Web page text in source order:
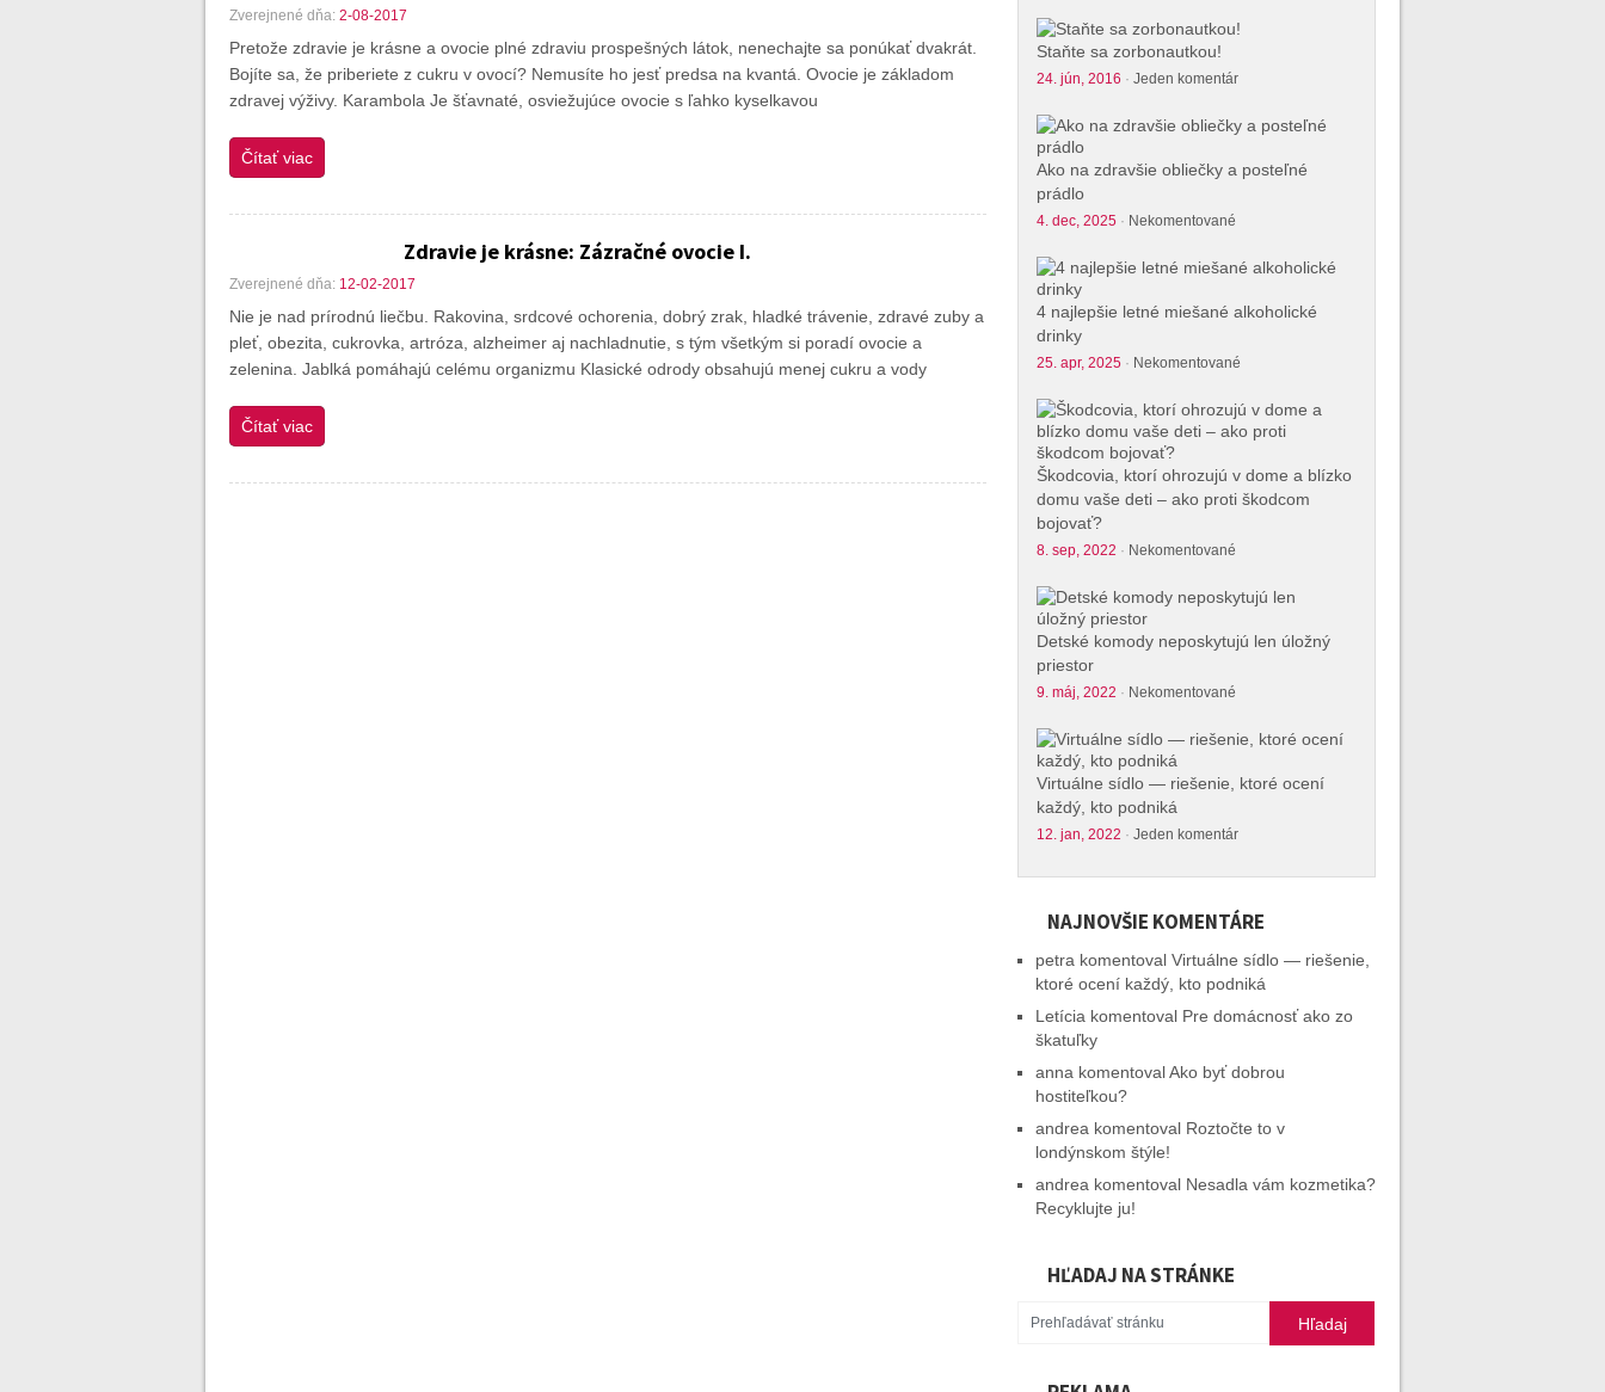
Zverejnené dňa: 2-08-2017
Pretože zdravie je krásne a ovocie plné zdraviu prospešných látok, nenechajte sa ponúkať dvakrát.
Bojíte sa, že priberiete z cukru v ovocí? Nemusíte ho jesť predsa na kvantá. Ovocie je základom
zdravej výživy. Karambola Je šťavnaté, osviežujúce ovocie s ľahko kyselkavou
Čítať viac
Zdravie je krásne: Zázračné ovocie I.
Zverejnené dňa: 12-02-2017
Nie je nad prírodnú liečbu. Rakovina, srdcové ochorenia, dobrý zrak, hladké trávenie, zdravé zuby a
pleť, obezita, cukrovka, artróza, alzheimer aj nachladnutie, s tým všetkým si poradí ovocie a
zelenina. Jablká pomáhajú celému organizmu Klasické odrody obsahujú menej cukru a vody
Čítať viac
Staňte sa zorbonautkou!
24. jún, 2016 · Jeden komentár
Ako na zdravšie obliečky a posteľné
prádlo
4. dec, 2025· Nekomentované
4 najlepšie letné miešané alkoholické
drinky
25. apr, 2025· Nekomentované
Škodcovia, ktorí ohrozujú v dome a blízko
domu vaše deti – ako proti škodcom
bojovať?
8. sep, 2022 · Nekomentované
Detské komody neposkytujú len úložný
priestor
9. máj, 2022 · Nekomentované
Virtuálne sídlo — riešenie, ktoré ocení
každý, kto podniká
12. jan, 2022 · Jeden komentár
NAJNOVŠIE KOMENTÁRE
petra komentoval Virtuálne sídlo — riešenie,
ktoré ocení každý, kto podniká
Letícia komentoval Pre domácnosť ako zo
škatuľky
anna komentovalAko byť dobrou
hostiteľkou?
andrea komentoval Roztočte to v
londýnskom štýle!
andrea komentoval Nesadla vám kozmetika?
Recyklujte ju!
HĽADAJ NA STRÁNKE